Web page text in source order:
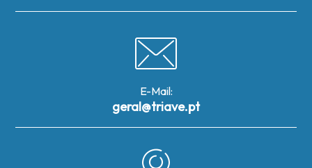
E-Mail:
geral@triave.pt